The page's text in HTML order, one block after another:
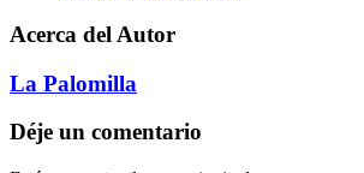
Acerca del Autor
La Palomilla
Déje un comentario